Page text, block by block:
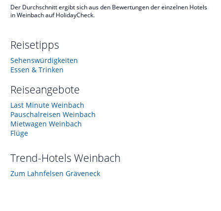
Der Durchschnitt ergibt sich aus den Bewertungen der einzelnen Hotels
in Weinbach auf HolidayCheck.
Reisetipps
Sehenswürdigkeiten
Essen & Trinken
Reiseangebote
Last Minute Weinbach
Pauschalreisen Weinbach
Mietwagen Weinbach
Flüge
Trend-Hotels Weinbach
Zum Lahnfelsen Gräveneck